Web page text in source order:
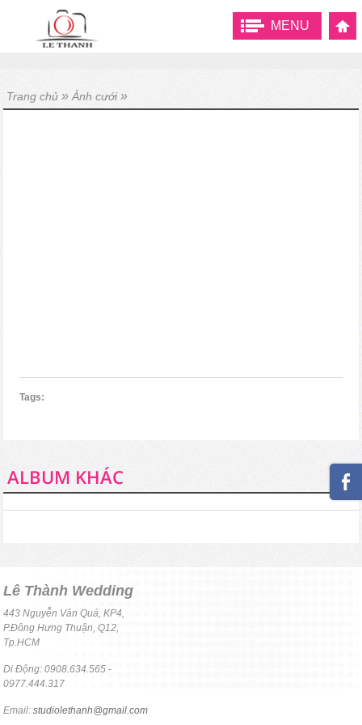
MENU
Trang chủ » Ảnh cưới »
Tags:
ALBUM KHÁC
Lê Thành Wedding
443 Nguyễn Văn Quá, KP4,
P.Đông Hưng Thuận, Q12,
Tp.HCM
Di Động: 0908.634.565 -
0977.444.317
Email:studiolethanh@gmail.com